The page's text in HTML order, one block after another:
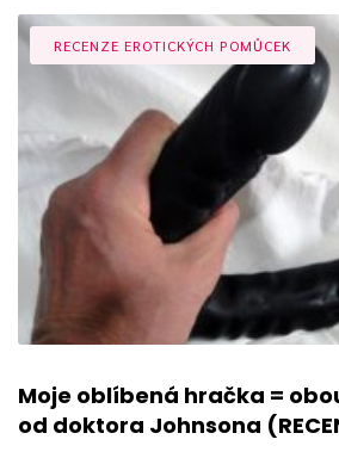
RECENZE EROTICKÝCH POMŮCEK
Moje oblíbená hračka =
od doktora Johnsona